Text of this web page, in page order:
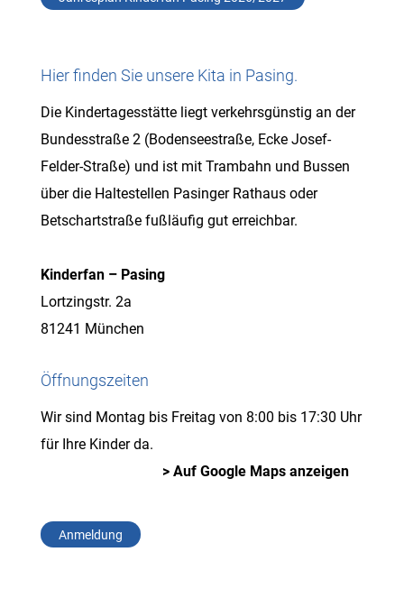
Hier finden Sie unsere Kita in Pasing.
Die Kindertagesstätte liegt verkehrsgünstig an der
Bundesstraße 2 (Bodenseestraße, Ecke Josef-
Felder-Straße) und ist mit Trambahn und Bussen
über die Haltestellen Pasinger Rathaus oder
Betschartstraße fußläufig gut erreichbar.
Kinderfan – Pasing
Lortzingstr. 2a
81241 München
Öffnungszeiten
Wir sind Montag bis Freitag von 8:00 bis 17:30 Uhr
für Ihre Kinder da.
> Auf Google Maps anzeigen
Anmeldung